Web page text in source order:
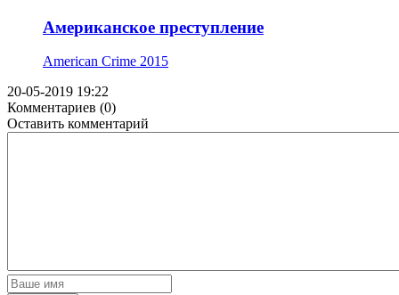
Американское преступление
American Crime 2015
20-05-2019 19:22
Комментариев (0)
Оставить комментарий